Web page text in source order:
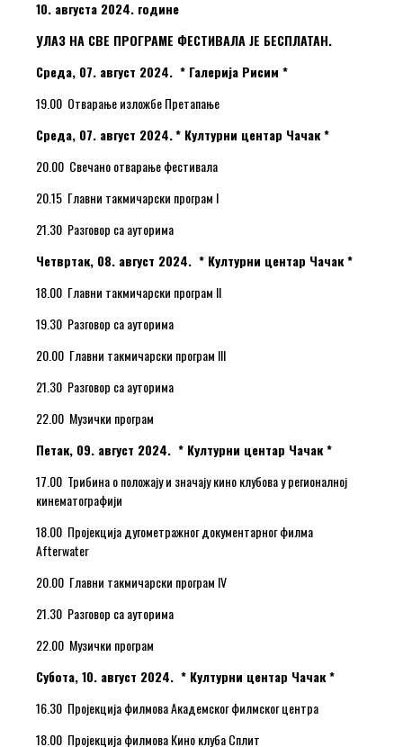
10. августа 2024. године
УЛАЗ НА СВЕ ПРОГРАМЕ ФЕСТИВАЛА ЈЕ БЕСПЛАТАН.
Среда, 07. август 2024. * Галерија Рисим *
19.00 Отварање изложбе Претапање
Среда, 07. август 2024.* Културни центар Чачак *
20.00 Свечано отварање фестивала
20.15 Главни такмичарски програм I
21.30 Разговор са ауторима
Четвртак, 08. август 2024. * Културни центар Чачак *
18.00 Главни такмичарски програм II
19.30 Разговор са ауторима
20.00 Главни такмичарски програм III
21.30 Разговор са ауторима
22.00 Музички програм
Петак, 09. август 2024. * Културни центар Чачак *
17.00 Трибина о положају и значају кино клубова у регионалној
кинематографији
18.00 Пројекција дугометражног документарног филма
Afterwater
20.00 Главни такмичарски програм IV
21.30 Разговор са ауторима
22.00 Музички програм
Субота, 10. август 2024. * Културни центар Чачак *
16.30 Пројекција филмова Академског филмског центра
18.00 Пројекција филмова Кино клуба Сплит